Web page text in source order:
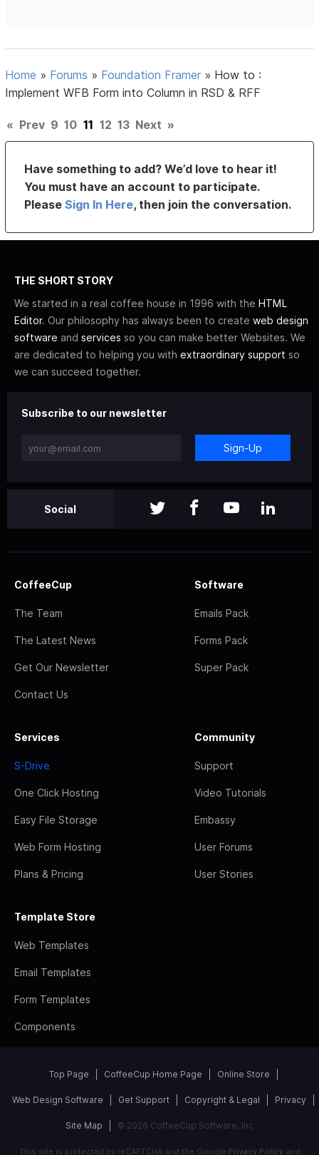
Home » Forums » Foundation Framer » How to :
Implement WFB Form into Column in RSD & RFF
« Prev 9 10 11 12 13 Next »
Have something to add? We’d love to hear it!
You must have an account to participate.
PleaseSign In Here, then join the conversation.
THE SHORT STORY
We started in a real coffee house in 1996 with the HTML
Editor. Our philosophy has always been to create web design
software and services so you can make better Websites. We
are dedicated to helping you with extraordinary support so
we can succeed together.
Subscribe to our newsletter
Sign-Up
Social
CoffeeCup
The Team
The Latest News
Get Our Newsletter
Contact Us
Software
Emails Pack
Forms Pack
Super Pack
Services
S-Drive
One Click Hosting
Easy File Storage
Web Form Hosting
Plans & Pricing
Community
Support
Video Tutorials
Embassy
User Forums
User Stories
Template Store
Web Templates
Email Templates
Form Templates
Components
Top Page CoffeeCup Home Page Online Store
Web Design Software Get Support Copyright & Legal Privacy
Site Map © 2026 CoffeeCup Software, Inc
This site is protected by reCAPTCHA and the Google Privacy Policyand